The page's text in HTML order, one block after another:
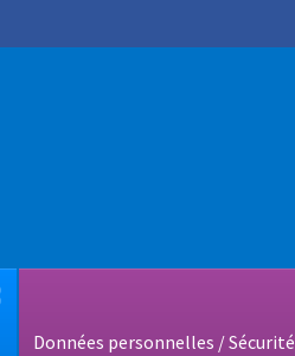
Données personnelles / Sécurité